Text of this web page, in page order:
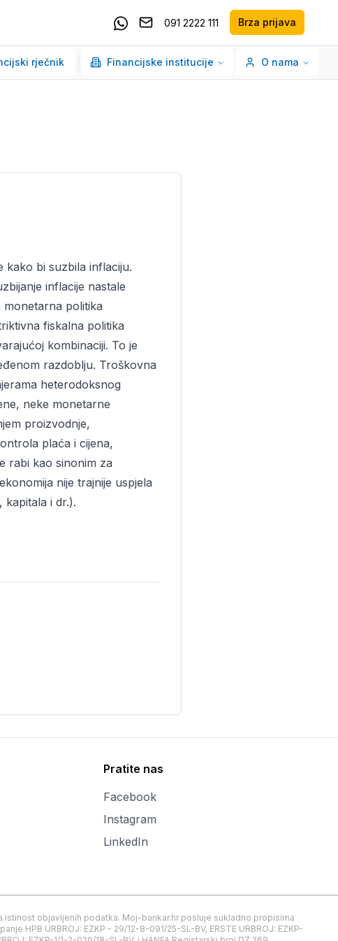
Kontaktirajte nas putem Whatsappa
091 2222 111 Brza prijava
rječnik Financijske institucije O nama
kako bi suzbila inflaciju.
inflacije nastale
politika
fiskalna politika
kombinaciji. To je
razdoblju. Troškovna
heterodoksnog
neke monetarne
proizvodnje,
plaća i cijena,
rabi kao sinonim za
nije trajnije uspjela
i dr.).
Pratite nas
Facebook
Instagram
LinkedIn
objavljenih podatka. Moj-bankar.hr posluje sukladno propisima
HPB URBROJ: EZKP - 29/12-8-091/25-SL-BV, ERSTE URBROJ: EZKP-